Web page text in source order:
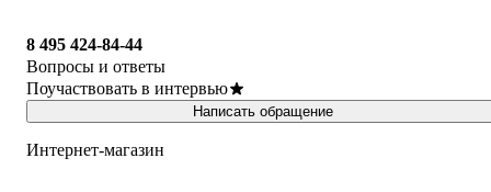
8 495 424-84-44
Вопросы и ответы
Поучаствовать в интервью
Написать обращение
Интернет-магазин